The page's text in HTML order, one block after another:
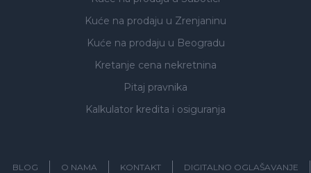
Kuće na prodaju u Zrenjaninu
Kuće na prodaju u Beogradu
Kretanje cena nekretnina
Pitaj pravnika
Kalkulator kredita i osiguranja
BLOG O NAMA KONTAKT
DIGITALNO OGLAŠAVANJE